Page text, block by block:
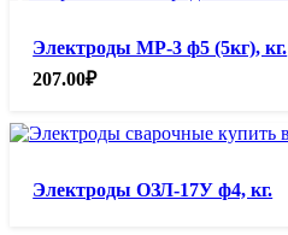
Электроды МР-3 ф5 (5кг), кг.
207.00₽
Электроды ОЗЛ-17У ф4, кг.